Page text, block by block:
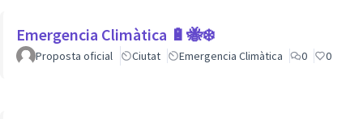
Emergencia Climàtica 🔋🐝❄️
Proposta oficial Ciutat Emergencia Climàtica 0 0